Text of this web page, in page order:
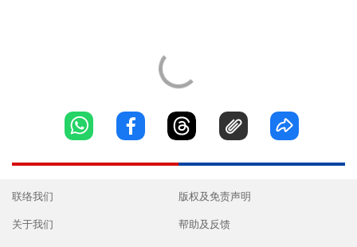
联络我们
关于我们
版权及免责声明
帮助及反馈